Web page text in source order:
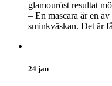
glamouröst resultat
– En mascara är en
sminkväskan. Det är
24 jan